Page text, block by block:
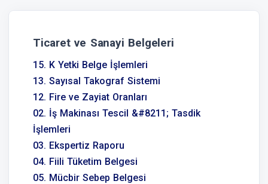
Ticaret ve Sanayi Belgeleri
15. K Yetki Belge İşlemleri
13. Sayısal Takograf Sistemi
12. Fire ve Zayiat Oranları
02. İş Makinası Tescil &#8211; Tasdik
İşlemleri
03. Ekspertiz Raporu
04. Fiili Tüketim Belgesi
05. Mücbir Sebep Belgesi